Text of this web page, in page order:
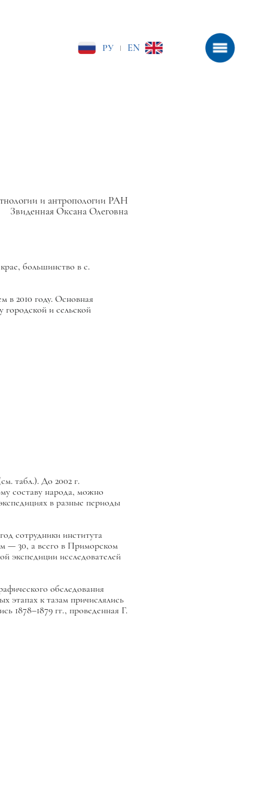
РУ EN
и антропологии РАН
Звиденная Оксана Олеговна
большинство в с.
в 2010 году. Основная
и сельской
табл.). До 2002 г.
составу народа, можно
в разные периоды
сотрудники института
— 30, а всего в Приморском
экспедиции исследователей
обследования
этапах к тазам причислялись
1878–1879 гг., проведенная Г.